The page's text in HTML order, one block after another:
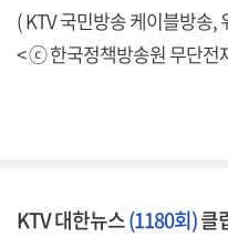
( KTV 국민방송 케이블방송,
< ⓒ 한국정책방송원 무단전
KTV 대한뉴스(1180회)클